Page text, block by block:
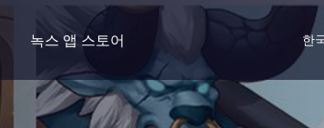
녹스 앱 스토어 한